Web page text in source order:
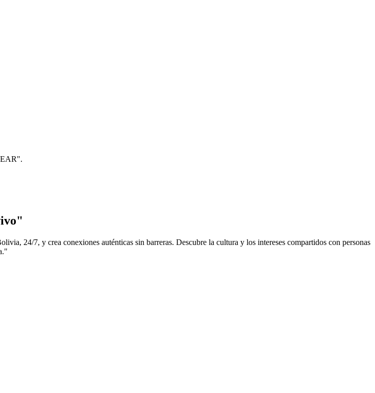
24/7, y crea conexiones auténticas sin barreras. Descubre la cultura y los intereses compartidos con personas